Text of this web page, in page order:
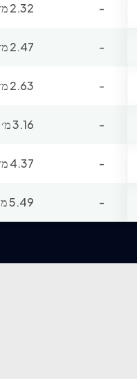
- 2.32 מ׳
- 2.47 מ׳
- 2.63 מ׳
- 3.16 מ׳
- 4.37 מ׳
- 5.49 מ׳